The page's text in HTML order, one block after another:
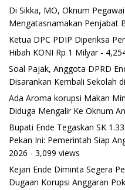
Di Sikka, MO, Oknum
Mengatasnamakan Penjabat
Ketua DPC PDIP Diperiksa
Hibah KONI Rp 1 Milyar-
Soal Pajak, Anggota DPRD
Disarankan Kembali Sekolah
Ada Aroma korupsi Makan
Diduga Mengalir Ke Oknum
Bupati Ende Tegaskan SK
Pekan Ini: Pemerintah Siap
2026 - 3,099 views
Kejari Ende Diminta Segera
Dugaan Korupsi Anggaran